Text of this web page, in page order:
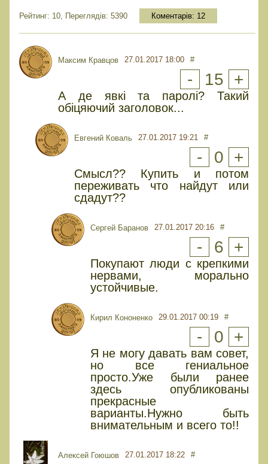
Рейтинг: 10, Переглядів: 5390 Коментарів: 12
Максим Кравцов 27.01.2017 18:00 #
- 15 +
А де явкі та паролі? Такий
обіцяючий заголовок...
Евгений Коваль 27.01.2017 19:21 #
- 0 +
Смысл?? Купить и потом
переживать что найдут или
сдадут??
Сергей Баранов 27.01.2017 20:16 #
- 6 +
Покупают люди с крепкими
нервами, морально
устойчивые.
Кирил Кононенко 29.01.2017 00:19 #
- 0 +
Я не могу давать вам совет,
но все гениальное
просто.Уже были ранее
здесь опубликованы
прекрасные
варианты.Нужно быть
внимательным и всего то!!
Алексей Гоюшов 27.01.2017 18:22 #